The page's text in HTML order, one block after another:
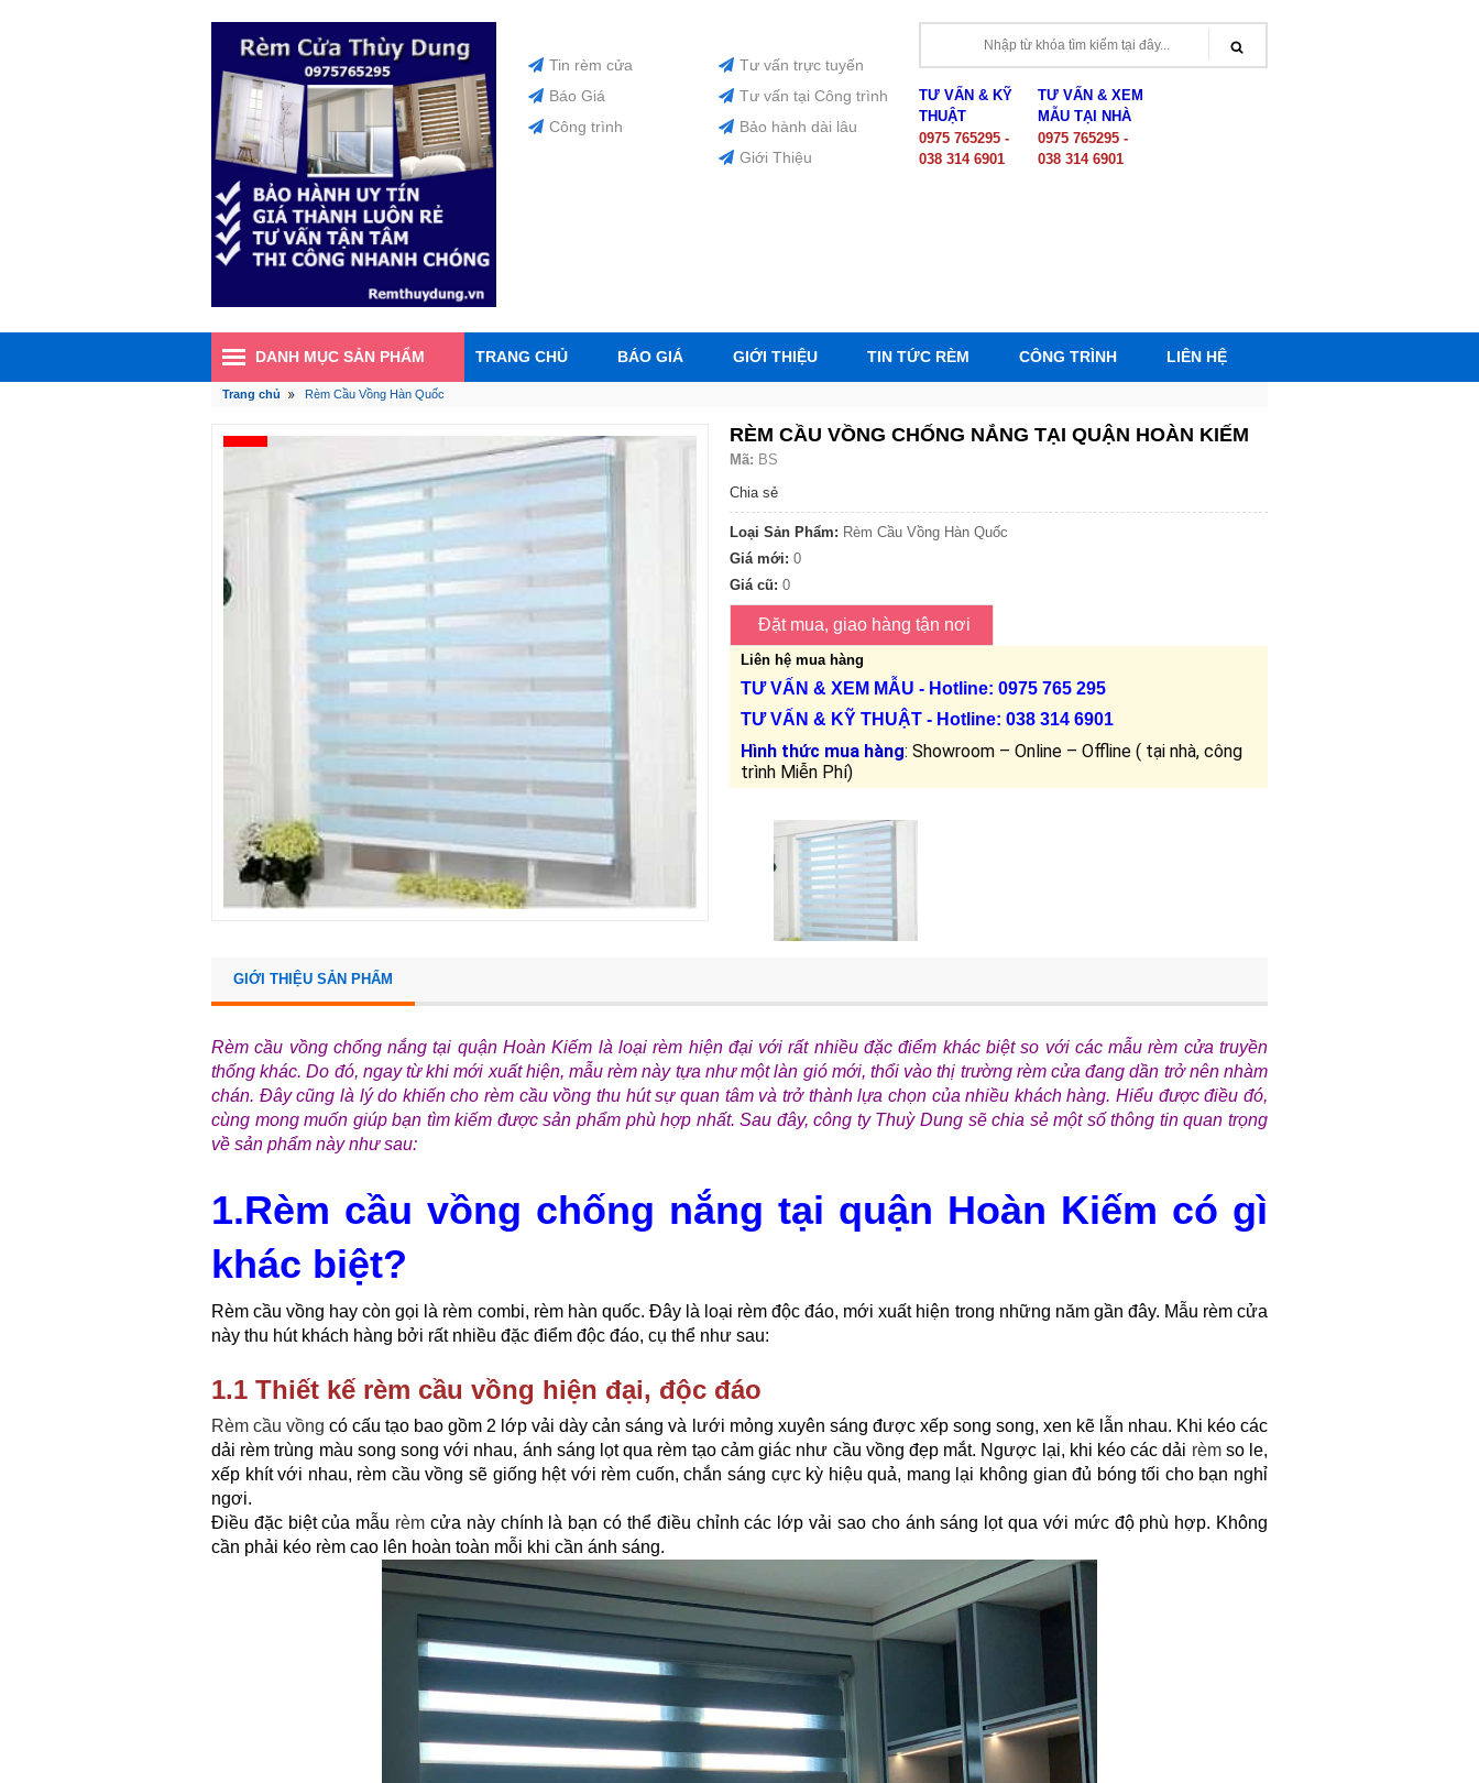
Tin rèm cửa
Báo Giá
Công trình
Tư vấn trực tuyến
Tư vấn tại Công trình
Bảo hành dài lâu
Giới Thiệu
TƯ VẤN & KỸ
THUẬT
0975 765295 -
038 314 6901
TƯ VẤN & XEM
MẪU TẠI NHÀ
0975 765295 -
038 314 6901
DANH MỤC SẢN PHẨM TRANG CHỦ BÁO GIÁ GIỚI THIỆU TIN TỨC RÈM CÔNG TRÌNH LIÊN HỆ
Trang chủ Rèm Cầu Vồng Hàn Quốc
RÈM CẦU VỒNG CHỐNG NẮNG TẠI QUẬN HOÀN KIẾM
Mã: BS
Chia sẻ
Loại Sản Phẩm: Rèm Cầu Vồng Hàn Quốc
Giá mới:0
Giá cũ:0
Liên hệ mua hàng
TƯ VẤN &XEM MẪU- Hotline: 0975 765 295
TƯ VẤN & KỸ THUẬT - Hotline: 038 314 6901
Hình thức mua hàng: Showroom – Online – Offline ( tại nhà, công
trình Miễn Phí)
GIỚI THIỆU SẢN PHẨM
Rèm cầu vồng chống nắng tại quận Hoàn Kiếm là loại rèm hiện đại với rất nhiều đặc điểm khác biệt so với các mẫu rèm cửa truyền
thống khác. Do đó, ngay từ khi mới xuất hiện, mẫu rèm này tựa như một làn gió mới, thổi vào thị trường rèm cửa đang dần trở nên nhàm
chán. Đây cũng là lý do khiến cho rèm cầu vồng thu hút sự quan tâm và trở thành lựa chọn của nhiều khách hàng. Hiểu được điều đó,
cùng mong muốn giúp bạn tìm kiếm được sản phẩm phù hợp nhất. Sau đây, công ty Thuỳ Dung sẽ chia sẻ một số thông tin quan trọng
về sản phẩm này như sau:
1.Rèm cầu vồng chống nắng tại quận Hoàn Kiếm có gì
khác biệt?
Rèm cầu vồng hay còn gọi là rèm combi, rèm hàn quốc. Đây là loại rèm độc đáo, mới xuất hiện trong những năm gần đây. Mẫu rèm cửa
này thu hút khách hàng bởi rất nhiều đặc điểm độc đáo, cụ thể như sau:
1.1 Thiết kế rèm cầu vồng hiện đại, độc đáo
Rèm cầu vồng có cấu tạo bao gồm 2 lớp vải dày cản sáng và lưới mỏng xuyên sáng được xếp song song, xen kẽ lẫn nhau. Khi kéo các
dải rèm trùng màu song song với nhau, ánh sáng lọt qua rèm tạo cảm giác như cầu vồng đẹp mắt. Ngược lại, khi kéo các dải rèmso le,
xếp khít với nhau, rèm cầu vồng sẽ giống hệt với rèm cuốn, chắn sáng cực kỳ hiệu quả, mang lại không gian đủ bóng tối cho bạn nghỉ
ngơi.
Điều đặc biệt của mẫu rèm cửa này chính là bạn có thể điều chỉnh các lớp vải sao cho ánh sáng lọt qua với mức độ phù hợp. Không
cần phải kéo rèm cao lên hoàn toàn mỗi khi cần ánh sáng.